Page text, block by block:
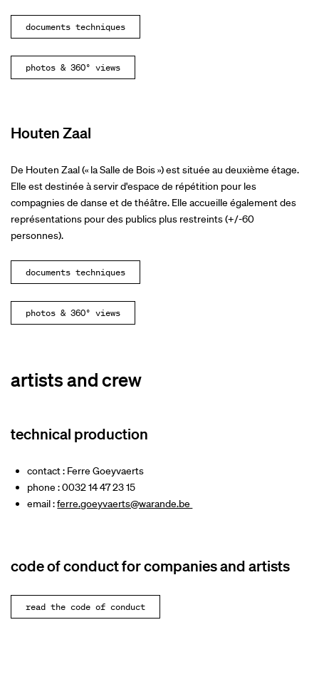
documents techniques
photos & 360° views
Houten Zaal
De Houten Zaal (« la Salle de Bois ») est située au deuxième étage.
Elle est destinée à servir d'espace de répétition pour les
compagnies de danse et de théâtre. Elle accueille également des
représentations pour des publics plus restreints (+/-60
personnes).
documents techniques
photos & 360° views
artists and crew
technical production
contact : Ferre Goeyvaerts
phone : 0032 14 47 23 15
email :ferre.goeyvaerts@warande.be
code of conduct for companies and artists
read the code of conduct